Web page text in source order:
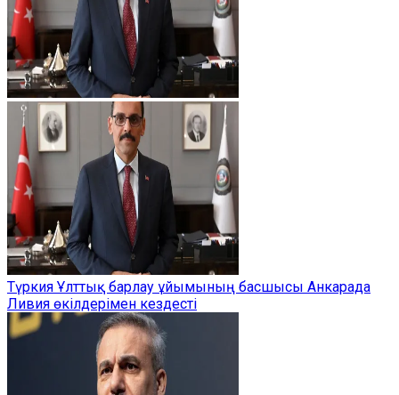
Түркия Ұлттық барлау ұйымының басшысы Анкарада
Ливия өкілдерімен кездесті